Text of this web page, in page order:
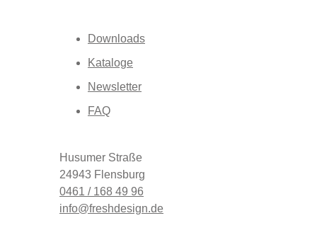
Downloads
Kataloge
Newsletter
FAQ
Husumer Straße
24943 Flensburg
0461 / 168 49 96
info@freshdesign.de